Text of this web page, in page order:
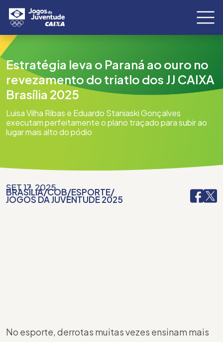
Estratégia leva o Paraná ao ouro no
revezamento do triatlo dos JJ CAIXA
Brasília 2025
Luisa Vilha Ribas e Eduardo Staniaski Gonçalves
executam perfeitamente o plano traçado para subir ao
lugar mais alto do pódio
SET 17, 2025
BRASÍLIA/COB/ESPORTE/
JOGOS DA JUVENTUDE 2025
No esporte, derrotas muitas vezes ensinam mais